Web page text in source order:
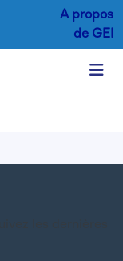
A propos
de GEI